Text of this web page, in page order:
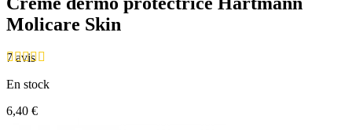
Molicare Skin
7 avis
En stock
6,40 €